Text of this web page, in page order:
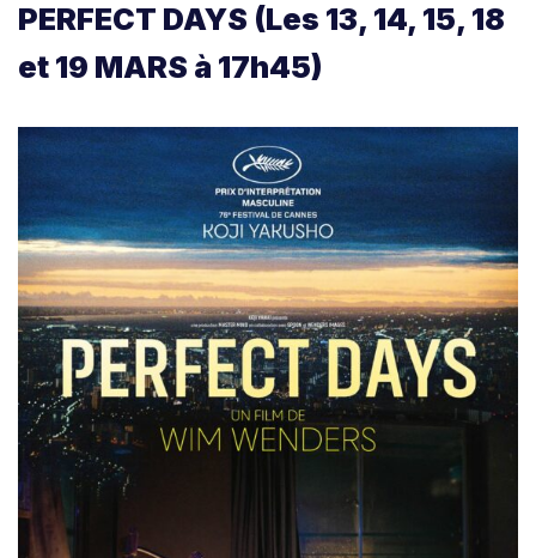
PERFECT DAYS (Les 13, 14, 15, 18
et 19 MARS à 17h45)